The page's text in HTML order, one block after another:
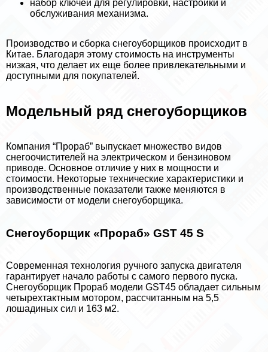
набор ключей для регулировки, настройки и
обслуживания механизма.
Производство и сборка снегоуборщиков происходит в
Китае. Благодаря этому стоимость на инструменты
низкая, что делает их еще более привлекательными и
доступными для покупателей.
Модельный ряд снегоуборщиков
Компания “Прораб” выпускает множество видов
снегоочистителей на электрическом и бензиновом
приводе. Основное отличие у них в мощности и
стоимости. Некоторые технические хаpaктеристики и
производственные показатели также меняются в
зависимости от модели снегоуборщика.
Снегоуборщик «Прораб» GST 45 S
Современная технология ручного запуска двигателя
гарантирует начало работы с самого первого пуска.
Снегоуборщик Прораб модели GST45 обладает сильным
четырехтактным мотором, рассчитанным на 5,5
лошадиных сил и 163 м2.